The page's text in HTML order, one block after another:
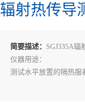
辐射热传导
简要描述： SGJ335A辐
仪器用途：
测试水平放置的隔热服